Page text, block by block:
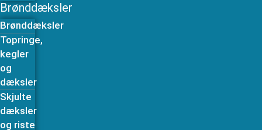
Brønddæksler
Brønddæksler
Topringe,
kegler
og
dæksler
Skjulte
dæksler
og riste